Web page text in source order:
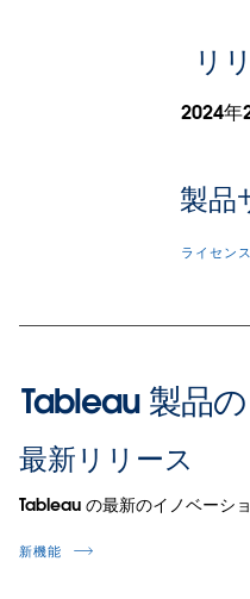
リ
2024年
製品
ライセン
Tableau 製品
最新リリース
Tableau の最新のイノベーシ
新機能